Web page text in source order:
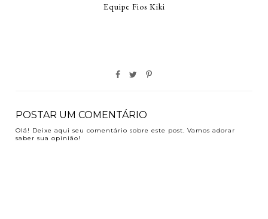
Equipe Fios Kiki
POSTAR UM COMENTÁRIO
Olá! Deixe aqui seu comentário sobre este post. Vamos adorar
saber sua opinião!